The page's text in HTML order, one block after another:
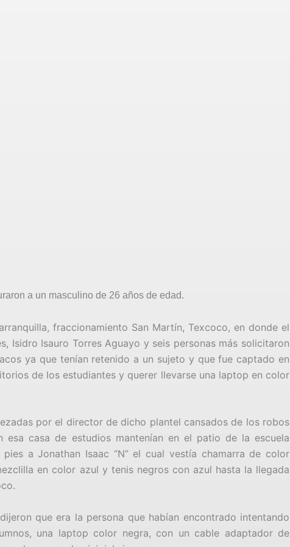
a un masculino de 26 años de edad.
fraccionamiento San Martín, Texcoco, en donde el
Isidro Isauro Torres Aguayo y seis personas más solicitaron
ya que tenían retenido a un sujeto y que fue captado en
de los estudiantes y querer llevarse una laptop en color
por el director de dicho plantel cansados de los robos
esa casa de estudios mantenían en el patio de la escuela
a Jonathan Isaac “N” el cual vestía chamarra de color
en color azul y tenis negros con azul hasta la llegada
que era la persona que habían encontrado intentando
una laptop color negra, con un cable adaptador de